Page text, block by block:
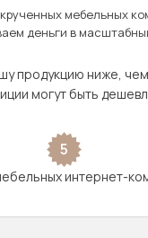
мебельных
деньги в
продукцию ниже,
могут быть
5
интернет-